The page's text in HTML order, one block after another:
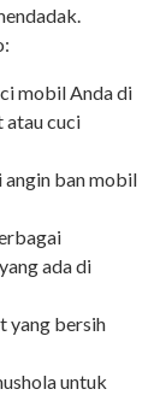
mobil Anda di
atau cuci
angin ban mobil
ada di
yang bersih
untuk